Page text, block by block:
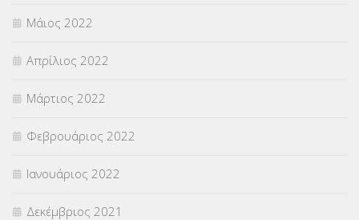
Μάιος 2022
Απρίλιος 2022
Μάρτιος 2022
Φεβρουάριος 2022
Ιανουάριος 2022
Δεκέμβριος 2021